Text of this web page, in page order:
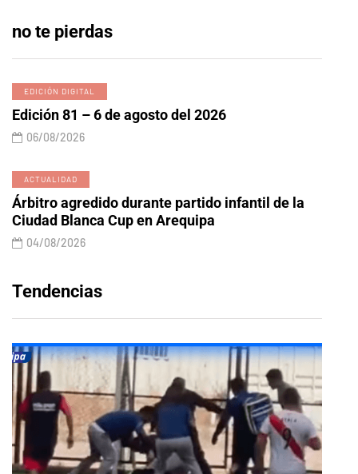
no te pierdas
EDICIÓN DIGITAL
Edición 81 – 6 de agosto del 2026
06/08/2026
ACTUALIDAD
Árbitro agredido durante partido infantil de la
Ciudad Blanca Cup en Arequipa
04/08/2026
Tendencias